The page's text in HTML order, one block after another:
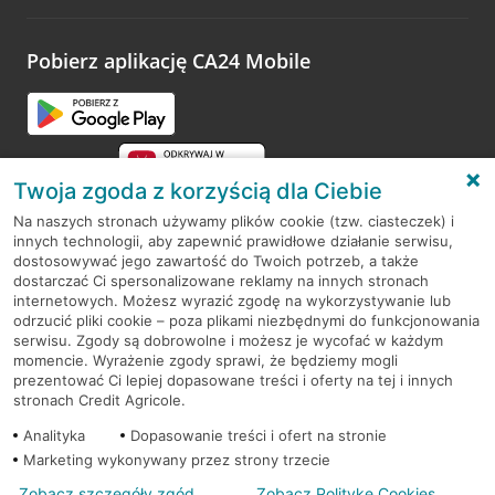
opinie.
Pobierz aplikację CA24 Mobile
RODO
Regulamin serwisu
Mapa serwisu
PolitykaCookies
Twoja zgoda z korzyścią dla Ciebie
Na naszych stronach używamy plików cookie (tzw. ciasteczek) i
innych technologii, aby zapewnić prawidłowe działanie serwisu,
dostosowywać jego zawartość do Twoich potrzeb, a także
dostarczać Ci spersonalizowane reklamy na innych stronach
internetowych. Możesz wyrazić zgodę na wykorzystywanie lub
odrzucić pliki cookie – poza plikami niezbędnymi do funkcjonowania
serwisu. Zgody są dobrowolne i możesz je wycofać w każdym
momencie. Wyrażenie zgody sprawi, że będziemy mogli
prezentować Ci lepiej dopasowane treści i oferty na tej i innych
stronach Credit Agricole.
Analityka
Dopasowanie treści i ofert na stronie
Marketing wykonywany przez strony trzecie